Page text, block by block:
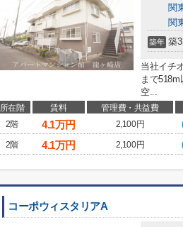
関
関
築年 築
当社イチ
まで
空...
所在階 賃料 管理費・共益費
2階
4.1万円 2,100円
2階
4.1万円 2,100円
コーポウィスタリアA